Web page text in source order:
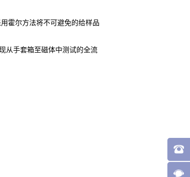
霍尔方法将不可避免的给样品
从手套箱至磁体中测试的全流